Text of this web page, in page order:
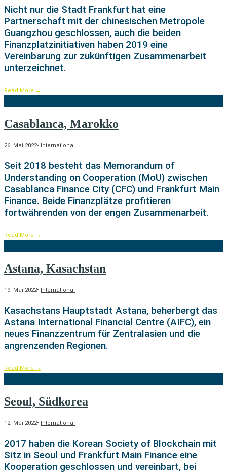
Nicht nur die Stadt Frankfurt hat eine
Partnerschaft mit der chinesischen Metropole
Guangzhou geschlossen, auch die beiden
Finanzplatzinitiativen haben 2019 eine
Vereinbarung zur zukünftigen Zusammenarbeit
unterzeichnet.
Read More →
Casablanca, Marokko
26. Mai 2022• International
Seit 2018 besteht das Memorandum of
Understanding on Cooperation (MoU) zwischen
Casablanca Finance City (CFC) und Frankfurt Main
Finance. Beide Finanzplätze profitieren
fortwährenden von der engen Zusammenarbeit.
Read More →
Astana, Kasachstan
19. Mai 2022• International
Kasachstans Hauptstadt Astana, beherbergt das
Astana International Financial Centre (AIFC), ein
neues Finanzzentrum für Zentralasien und die
angrenzenden Regionen.
Read More →
Seoul, Südkorea
12. Mai 2022• International
2017 haben die Korean Society of Blockchain mit
Sitz in Seoul und Frankfurt Main Finance eine
Kooperation geschlossen und vereinbart, bei